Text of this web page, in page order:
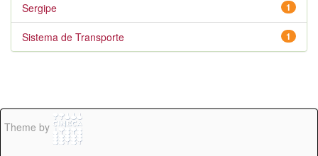
1
Sergipe
1
Sistema de Transporte
Theme by